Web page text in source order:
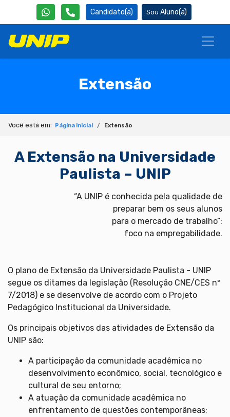
Candidato(a) Aluno(a)
Extensão
Você está em: Página inicial Extensão
A Extensão na Universidade
Paulista – UNIP
“A UNIP é conhecida pela qualidade de
preparar bem os seus alunos
para o mercado de trabalho”:
foco na empregabilidade.
O plano de Extensão da Universidade Paulista - UNIP
segue os ditames da legislação (Resolução CNE/CES nº
7/2018) e se desenvolve de acordo com o Projeto
Pedagógico Institucional da Universidade.
Os principais objetivos das atividades de Extensão da
UNIP são:
A participação da comunidade acadêmica no
desenvolvimento econômico, social, tecnológico e
cultural de seu entorno;
A atuação da comunidade acadêmica no
enfrentamento de questões contemporâneas;